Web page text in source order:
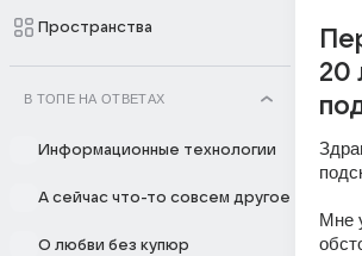
Пространства
В ТОПЕ НА ОТВЕТАХ
Информационные технологии
А сейчас что-то совсем другое
О любви без купюр
20
Мне